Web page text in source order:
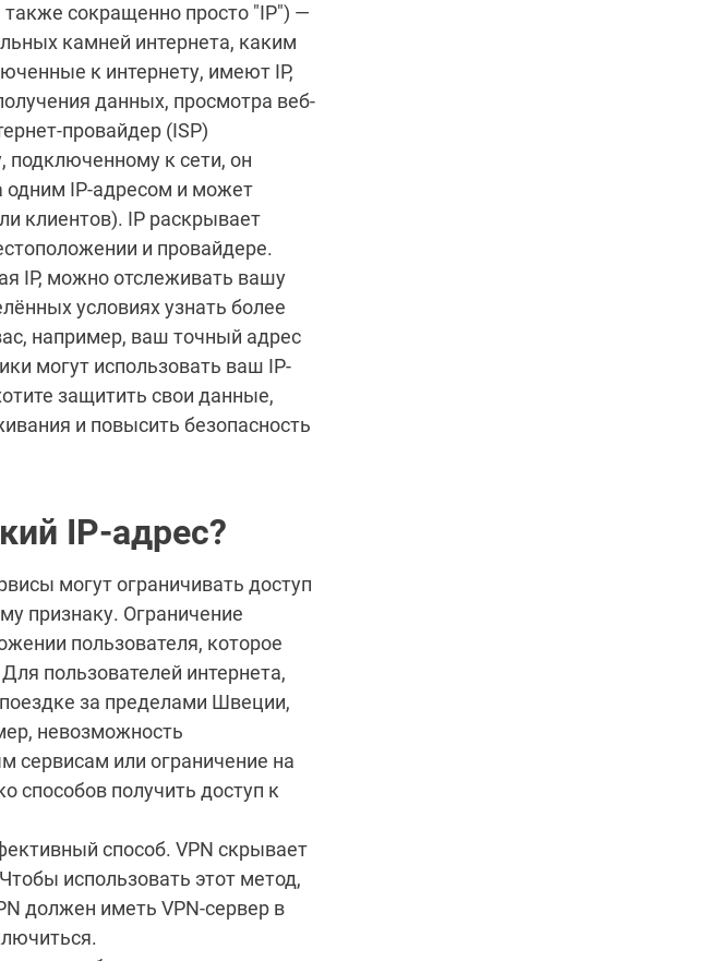
также сокращенно просто "IP") —
камней интернета, каким
к интернету, имеют IP,
данных, просмотра веб-
провайдер (ISP)
подключенному к сети, он
одним IP-адресом и может
клиентов). IP раскрывает
и провайдере.
IP, можно отслеживать вашу
условиях узнать более
например, ваш точный адрес
могут использовать ваш IP-
защитить свои данные,
и повысить безопасность
IP-адрес?
могут ограничивать доступ
признаку. Ограничение
пользователя, которое
пользователей интернета,
за пределами Швеции,
невозможность
или ограничение на
способов получить доступ к
способ. VPN скрывает
использовать этот метод,
должен иметь VPN-сервер в